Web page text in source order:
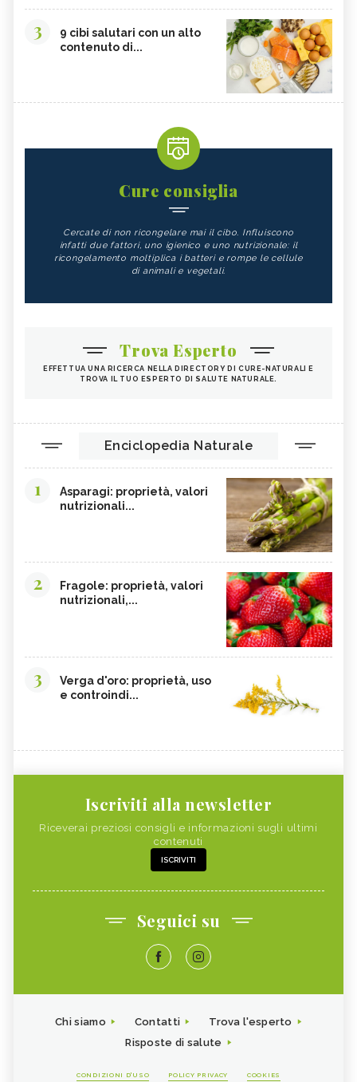
3
9 cibi salutari con un alto
contenuto di...
Cure consiglia
Cercate di non ricongelare mai il cibo. Influiscono
infatti due fattori, uno igienico e uno nutrizionale: il
ricongelamento moltiplica i batteri e rompe le cellule
di animali e vegetali.
Trova Esperto
EFFETTUA UNA RICERCA NELLA DIRECTORY DI CURE-NATURALI E
TROVA IL TUO ESPERTO DI SALUTE NATURALE.
Enciclopedia Naturale
1
Asparagi: proprietà, valori
nutrizionali...
2
Fragole: proprietà, valori
nutrizionali,...
3
Verga d'oro: proprietà, uso
e controindi...
Iscriviti alla newsletter
Riceverai preziosi consigli e informazioni sugli ultimi
contenuti
ISCRIVITI
Seguici su
Chi siamo Contatti
Trova l'esperto
Risposte di salute
CONDIZIONI D'USO POLICY PRIVACY COOKIES